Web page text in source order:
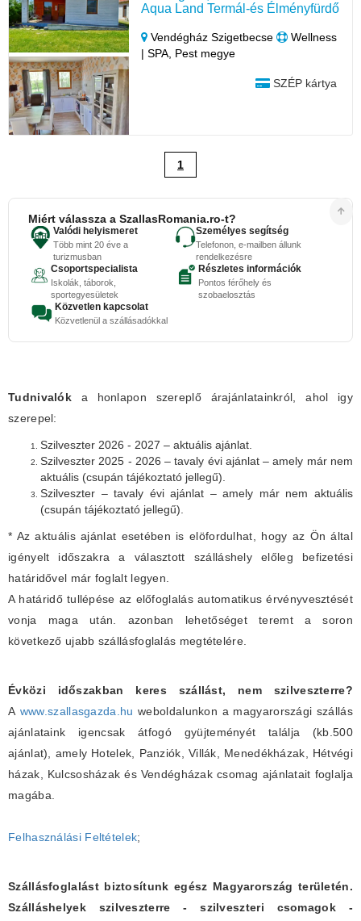
Aqua Land Termál-és Élményfürdő
Vendégház Szigetbecse
Wellness
| SPA, Pest megye
SZÉP kártya
1
Miért válassza a SzallasRomania.ro-t?
Valódi helyismeret
Több mint 20 éve a
turizmusban
Személyes segítség
Telefonon, e-mailben állunk
rendelkezésre
Csoportspecialista
Iskolák, táborok,
sportegyesületek
Részletes információk
Pontos férőhely és
szobaelosztás
Közvetlen kapcsolat
Közvetlenül a szállásadókkal
Tudnivalók a honlapon szereplő árajánlatainkról, ahol igy
szerepel:
Szilveszter 2026 - 2027 – aktuális ajánlat.
Szilveszter 2025 - 2026 – tavaly évi ajánlat – amely már nem
aktuális (csupán tájékoztató jellegű).
Szilveszter – tavaly évi ajánlat – amely már nem aktuális
(csupán tájékoztató jellegű).
* Az aktuális ajánlat esetében is elöfordulhat, hogy az Ön által
igényelt időszakra a választott szálláshely előleg befizetési
határidővel már foglalt legyen.
A határidő tullépése az előfoglalás automatikus érvényvesztését
vonja maga után. azonban lehetőséget teremt a soron
következő ujabb szállásfoglalás megtételére.
Évközi időszakban keres szállást, nem szilveszterre?
A www.szallasgazda.hu weboldalunkon a magyarországi szállás
ajánlataink igencsak átfogó gyüjteményét találja (kb.500
ajánlat), amely Hotelek, Panziók, Villák, Menedékházak, Hétvégi
házak, Kulcsosházak és Vendégházak csomag ajánlatait foglalja
magába.
Felhasználási Feltételek;
Szállásfoglalást biztosítunk egész Magyarország területén.
Szálláshelyek szilveszterre - szilveszteri csomagok -